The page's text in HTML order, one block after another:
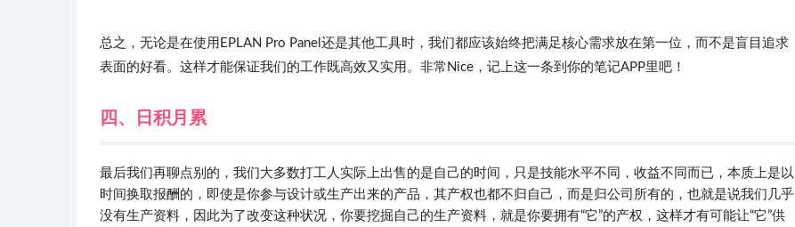
总之，无论是在使用EPLAN Pro Panel还是其他工具时，我们都应该始终把满足核心需求放在第一位，而不是盲目追求
表面的好看。这样才能保证我们的工作既高效又实用。非常Nice，记上这一条到你的笔记APP里吧！
四、日积月累
最后我们再聊点别的，我们大多数打工人实际上出售的是自己的时间，只是技能水平不同，收益不同而已，本质上是以
时间换取报酬的，即使是你参与设计或生产出来的产品，其产权也都不归自己，而是归公司所有的，也就是说我们几乎
没有生产资料，因此为了改变这种状况，你要挖掘自己的生产资料，就是你要拥有“它”的产权，这样才有可能让“它”供